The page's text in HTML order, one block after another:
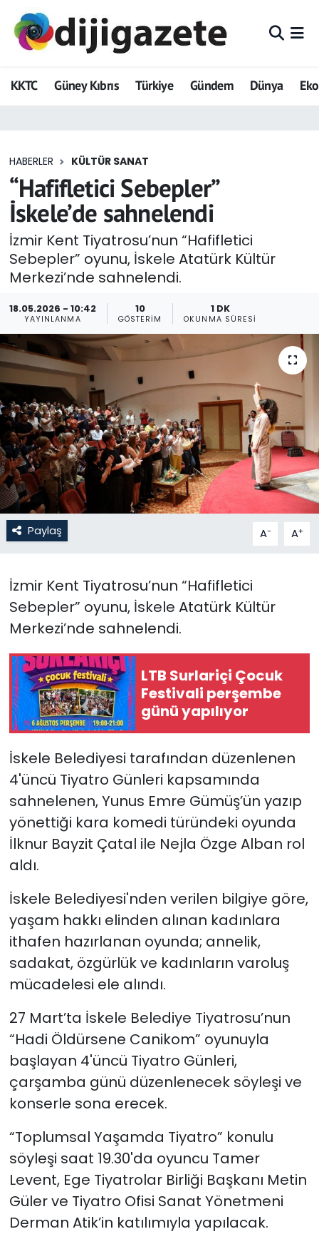
KKTC Güney Kıbrıs Türkiye Gündem Dünya
HABERLER KÜLTÜR SANAT
“Hafifletici Sebepler”
İskele’de sahnelendi
İzmir Kent Tiyatrosu’nun “Hafifletici
Sebepler” oyunu, İskele Atatürk Kültür
Merkezi’nde sahnelendi.
18.05.2026 - 10:42
YAYINLANMA
10
GÖSTERIM
1 DK
OKUNMA SÜRESI
Paylaş A- A+
İzmir Kent Tiyatrosu’nun “Hafifletici
Sebepler” oyunu, İskele Atatürk Kültür
Merkezi’nde sahnelendi.
LTB Surlariçi Çocuk
Festivali perşembe
günü yapılıyor
İskele Belediyesi tarafından düzenlenen
4'üncü Tiyatro Günleri kapsamında
sahnelenen,Yunus Emre Gümüş’ün yazıp
yönettiği kara komedi türündeki oyunda
İlknur Bayzit Çatal ile Nejla Özge Alban rol
aldı.
İskele Belediyesi'nden verilen bilgiye göre,
yaşam hakkı elinden alınan kadınlara
ithafen hazırlanan oyunda; annelik,
sadakat, özgürlük ve kadınların varoluş
mücadelesi ele alındı.
27 Mart’ta İskele Belediye Tiyatrosu’nun
“Hadi Öldürsene Canikom” oyunuyla
başlayan 4'üncü Tiyatro Günleri,
çarşamba günü düzenlenecek söyleşi ve
konserle sona erecek.
“Toplumsal Yaşamda Tiyatro” konulu
söyleşi saat 19.30'da oyuncu Tamer
Levent, Ege Tiyatrolar Birliği Başkanı Metin
Güler ve Tiyatro Ofisi Sanat Yönetmeni
Derman Atik’in katılımıyla yapılacak.
ADVERTORIAL
Dijigazete
Eğitim
Ekonomi
Foto Galeri
GEZİ
Güncel
Gündem
KKTC
KKTC YEREL SEÇİM 2018
Kültür Sanat
Magazin
Moda
Otomobil Dünyası
Politika
SAĞLIK
Spor
TÜRKiYE
Video Galeri
YAŞAM
Yazarlar
Hava Durumu
Trafik Durumu
Tüm Manşetler
Son Dakika Haberleri
Haber Arşivi